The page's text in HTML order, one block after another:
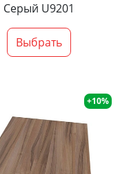
Серый U9201
Выбрать
+10%